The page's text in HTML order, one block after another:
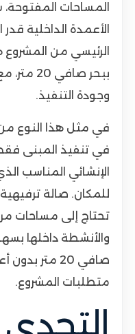
المساحات
الأعمدة الداخلية
الرئيسي من
ببحر
وجودة التنفيذ.
في مثل هذا النوع من
في تنفيذ المبنى
الإنشائي المناسب
تحتاج إلى مساحات
والأنشطة داخلها
صافي 20 متر
متطلبات المشروع.